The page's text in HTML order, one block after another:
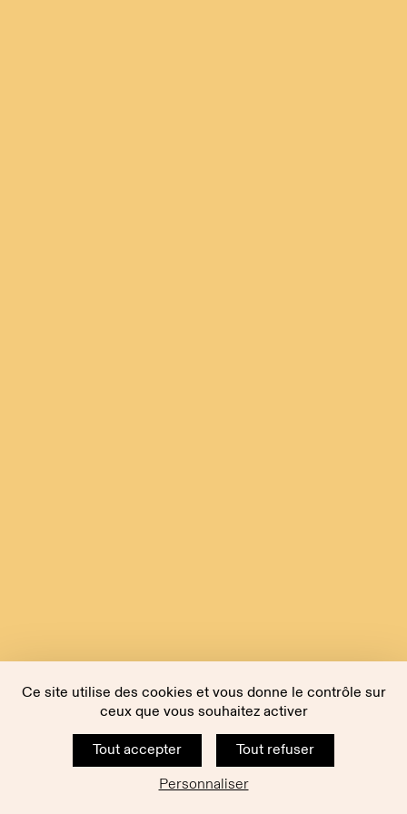
Ce site utilise des cookies et vous donne le contrôle sur
ceux que vous souhaitez activer
Tout accepter
Tout refuser
Personnaliser